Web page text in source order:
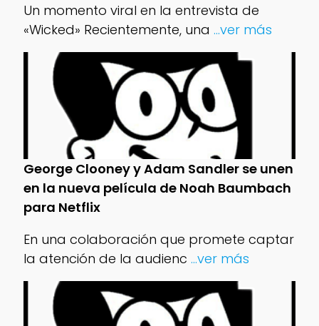
Un momento viral en la entrevista de
«Wicked» Recientemente, una ...ver más
George Clooney y Adam Sandler se unen
en la nueva película de Noah Baumbach
para Netflix
En una colaboración que promete captar
la atención de la audienc ...ver más